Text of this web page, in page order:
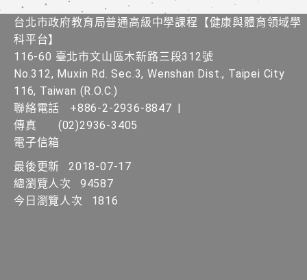
台北市政府教育局普通高級中學課程​【健康與體育領域學
科平台】
116-60 臺北市文山區木新路三段312號
No.312, Muxin Rd. Sec.3, Wenshan Dist., Taipei City
116, Taiwan (R.O.C.)
聯絡電話
+886-2-2936-8847 |
傳真
(02)2936-3405
電子信箱
最後更新
2018-07-17
總瀏覽人次
94587
今日瀏覽人次
1816